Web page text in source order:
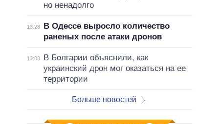
но ненадолго
13:28
В Одессе выросло количество
раненых после атаки дронов
13:03
В Болгарии объяснили, как
украинский дрон мог оказаться на ее
территории
Больше новостей